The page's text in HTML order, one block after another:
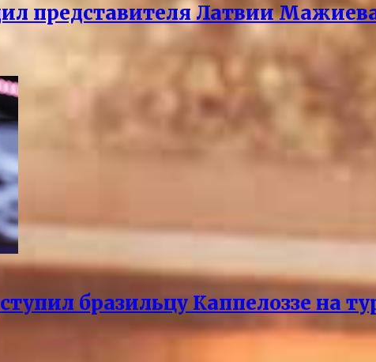
представителя Латвии
бразильцу Каппелоззе на